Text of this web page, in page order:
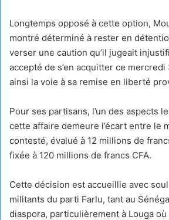
Longtemps opposé à cette option,
montré déterminé à rester en
verser une caution qu’il jugeait
accepté de s’en acquitter ce
ainsi la voie à sa remise en liberté
Pour ses partisans, l’un des aspects
cette affaire demeure l’écart entre le
contesté, évalué à 12 millions de
fixée à 120 millions de francs CFA.
Cette décision est accueillie avec
militants du parti Farlu, tant au
diaspora, particulièrement à Louga